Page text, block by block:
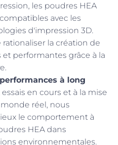
les poudres HEA
avec les
d'impression 3D.
la création de
performantes grâce à la
à long
essais en cours et à la mise
réel, nous
le comportement à
HEA dans
environnementales.